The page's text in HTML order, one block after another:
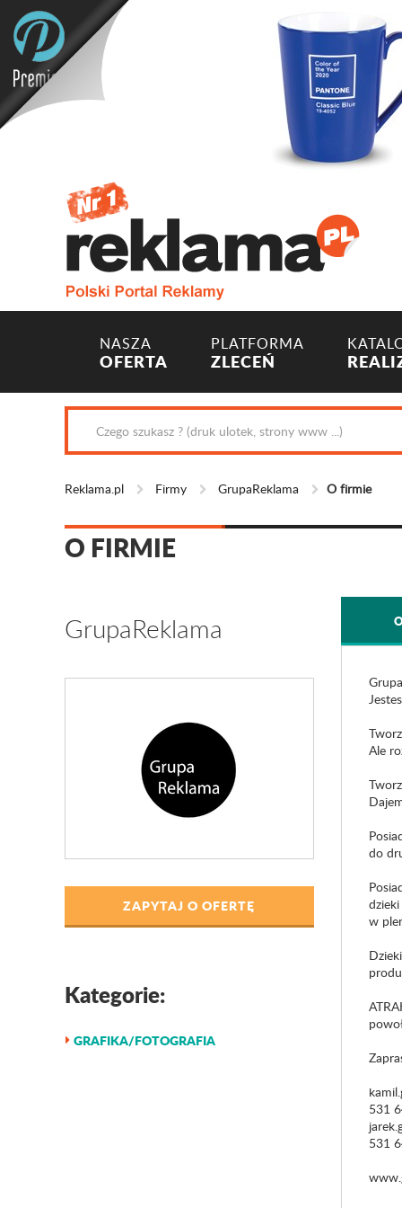
NASZA
OFERTA
PLATFORMA
ZLECEŃ
Reklama.pl Firmy GrupaReklama O firmie
O FIRMIE
GrupaReklama
ZAPYTAJ O OFERTĘ
Kategorie:
GRAFIKA/FOTOGRAFIA
Ale
do
w
531
531